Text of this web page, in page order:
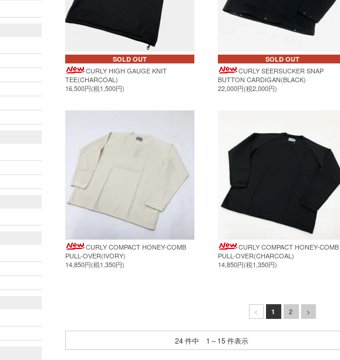
SOLD OUT
CURLY HIGH GAUGE KNIT
TEE(CHARCOAL)
16,500円(税1,500円)
SOLD OUT
CURLY SEERSUCKER SNAP
BUTTON CARDIGAN(BLACK)
22,000円(税2,000円)
CURLY COMPACT HONEY-COMB
PULL-OVER(IVORY)
14,850円(税1,350円)
CURLY COMPACT HONEY-COMB
PULL-OVER(CHARCOAL)
14,850円(税1,350円)
< 1 2 >
24 件中 1～15 件表示